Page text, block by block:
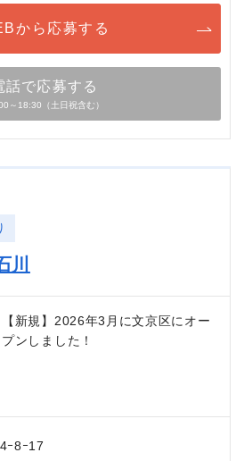
から応募する
話で応募する
～18:30（土日祝含む）
川
【新規】2026年3月に文京区にオー
プンしました！
ｰ8ｰ17